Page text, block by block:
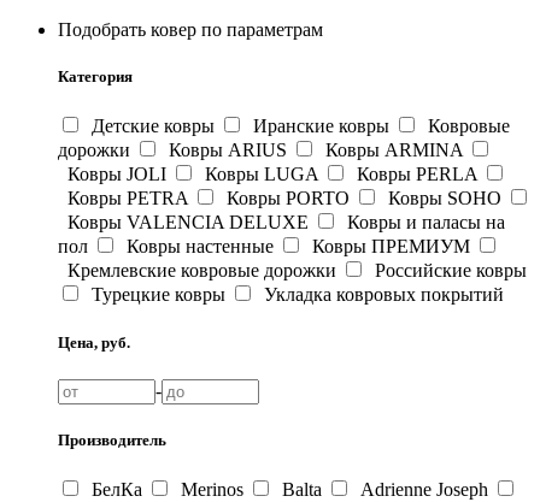
Подобрать ковер по параметрам
Категория
Детские ковры Иранские ковры
Ковровые
дорожки
Ковры ARIUS
Ковры ARMINA
Ковры JOLI
Ковры LUGA
Ковры PERLA
Ковры PETRA
Ковры PORTO
Ковры SOHO
Ковры VALENCIA DELUXE
Ковры и паласы на
пол
Ковры настенные
Ковры ПРЕМИУМ
Кремлевские ковровые дорожки
Российские ковры
Турецкие ковры
Укладка ковровых покрытий
Цена, руб.
-
Производитель
БелКа Merinos Balta
Adrienne Joseph